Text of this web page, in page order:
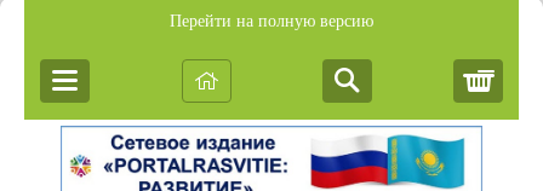
Перейти на полную версию